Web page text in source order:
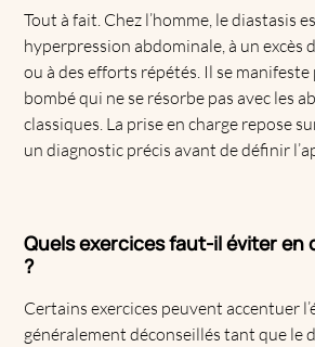
Tout à fait. Chez l’homme, le diastasis
hyperpression abdominale, à un excès
ou à des efforts répétés. Il se
bombé qui ne se résorbe pas avec les
classiques. La prise en charge repose
un diagnostic précis avant de définir
Quels exercices faut-il éviter en
?
Certains exercices peuvent accentuer
généralement déconseillés tant que le